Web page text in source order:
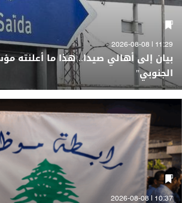
11:29 | 2026-08-08
بيان إلى أهالي صيدا.. هذا ما أعلنته
الجنوبي"
10:37 | 2026-08-08